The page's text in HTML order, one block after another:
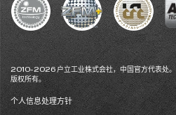
2010-2026 户立工业株式会社，中国官方代表处。
版权所有。
个人信息处理方针